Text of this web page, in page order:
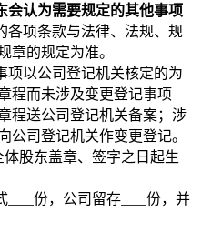
会认为需要规定的其他事项
各项条款与法律、法规、规
章的规定为准。
项以公司登记机关核定的为
程而未涉及变更登记事项
程送公司登记机关备案；涉
公司登记机关作变更登记。
体股东盖章、签字之日起生
份，公司留存
份，并